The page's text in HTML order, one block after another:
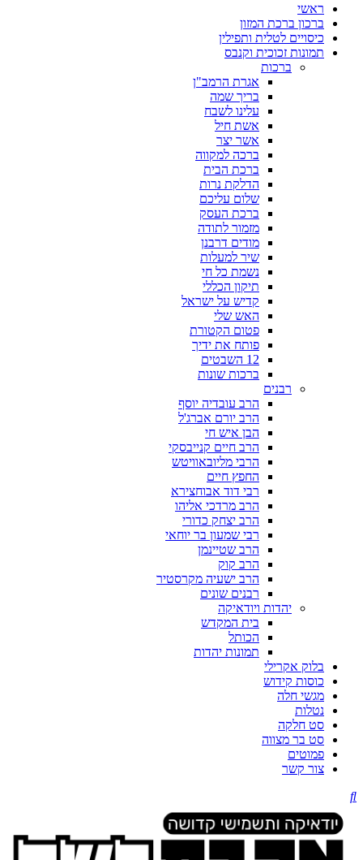
ראשי
ברכון ברכת המזון
כיסויים לטלית ותפילין
תמונות זכוכית וקנבס
ברכות
אגרת הרמב"ן
בריך שמה
עלינו לשבח
אשת חיל
אשר יצר
ברכה למקווה
ברכת הבית
הדלקת נרות
שלום עליכם
ברכת העסק
מזמור לתודה
מודים דרבנן
שיר למעלות
נשמת כל חי
תיקון הכללי
קדיש על ישראל
האש שלי
פטום הקטורת
פותח את ידיך
12 השבטים
ברכות שונות
רבנים
הרב עובדיה יוסף
הרב יורם אברג'ל
הבן איש חי
הרב חיים קנייבסקי
הרבי מליובאוויטש
החפץ חיים
רבי דוד אבוחצירא
הרב מרדכי אליהו
הרב יצחק כדורי
רבי שמעון בר יוחאי
הרב שטיינמן
הרב קוק
הרב ישעיה מקרסטיר
רבנים שונים
יהדות ויודאיקה
בית המקדש
הכותל
תמונות יהדות
בלוק אקרילי
כוסות קידוש
מגשי חלה
נטלות
סט חלקה
סט בר מצווה
פמוטים
צור קשר